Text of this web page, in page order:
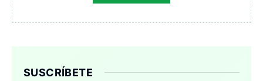
SUSCRÍBETE